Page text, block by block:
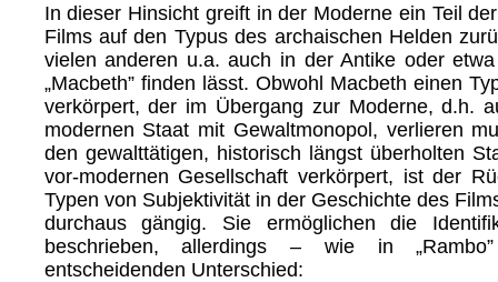
In dieser Hinsicht greift in der Moderne ein Teil
Films auf den Typus des archaischen Helden
vielen anderen u.a. auch in der Antike oder
„Macbeth” finden lässt. Obwohl Macbeth einen
verkörpert, der im Übergang zur Moderne, d.h.
modernen Staat mit Gewaltmonopol, verlieren
den gewalttätigen, historisch längst überholten
vor-modernen Gesellschaft verkörpert, ist der
Typen von Subjektivität in der Geschichte des
durchaus gängig. Sie ermöglichen die
beschrieben, allerdings – wie in
entscheidenden Unterschied: